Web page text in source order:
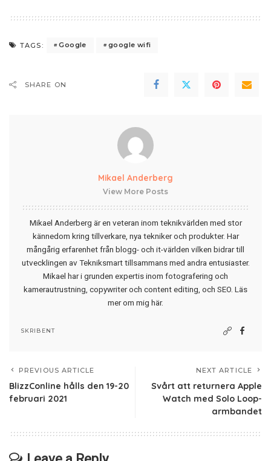
TAGS: Google google wifi
SHARE ON
Mikael Anderberg
View More Posts
Mikael Anderberg är en veteran inom teknikvärlden med stor
kännedom kring tillverkare, nya tekniker och produkter. Har
mångårig erfarenhet från blogg- och it-världen vilken bidrar till
utvecklingen av Tekniksmart tillsammans med andra entusiaster.
Mikael har i grunden expertis inom fotografering och
kamerautrustning, copywriter och content editing, och SEO. Läs
mer om mig här.
SKRIBENT
PREVIOUS ARTICLE
BlizzConline hålls den 19-20
februari 2021
NEXT ARTICLE
Svårt att returnera Apple
Watch med Solo Loop-
armbandet